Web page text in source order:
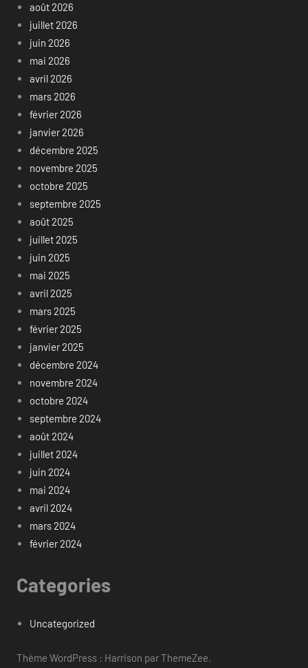
août 2026
juillet 2026
juin 2026
mai 2026
avril 2026
mars 2026
février 2026
janvier 2026
décembre 2025
novembre 2025
octobre 2025
septembre 2025
août 2025
juillet 2025
juin 2025
mai 2025
avril 2025
mars 2025
février 2025
janvier 2025
décembre 2024
novembre 2024
octobre 2024
septembre 2024
août 2024
juillet 2024
juin 2024
mai 2024
avril 2024
mars 2024
février 2024
Categories
Uncategorized
Thème WordPress : Harrison par ThemeZee.